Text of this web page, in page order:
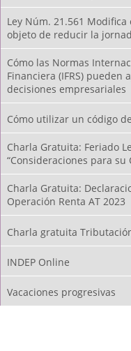
Ley Núm. 21.561
objeto de reducir la
Cómo las Normas
Financiera (IFRS)
decisiones empresariales
Cómo utilizar un código
Charla Gratuita: Feriado
“Consideraciones para su
Charla Gratuita:
Operación Renta AT 2023
Charla gratuita
INDEP Online
Vacaciones progresivas